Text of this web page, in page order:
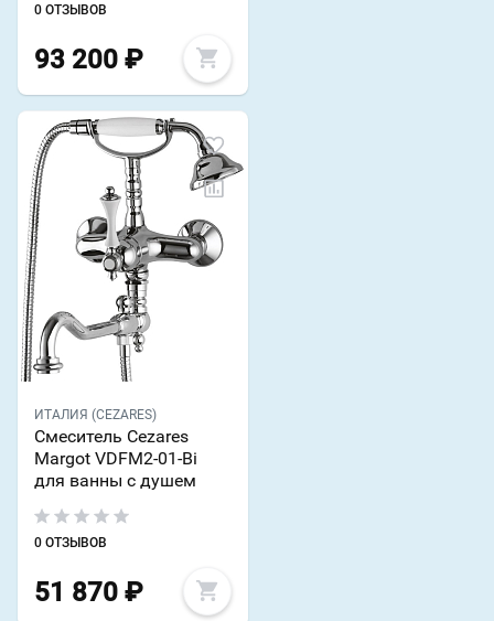
0 ОТЗЫВОВ
93 200 ₽
ИТАЛИЯ (CEZARES)
Смеситель Cezares
Margot VDFM2-01-Bi
для ванны с душем
0 ОТЗЫВОВ
51 870 ₽